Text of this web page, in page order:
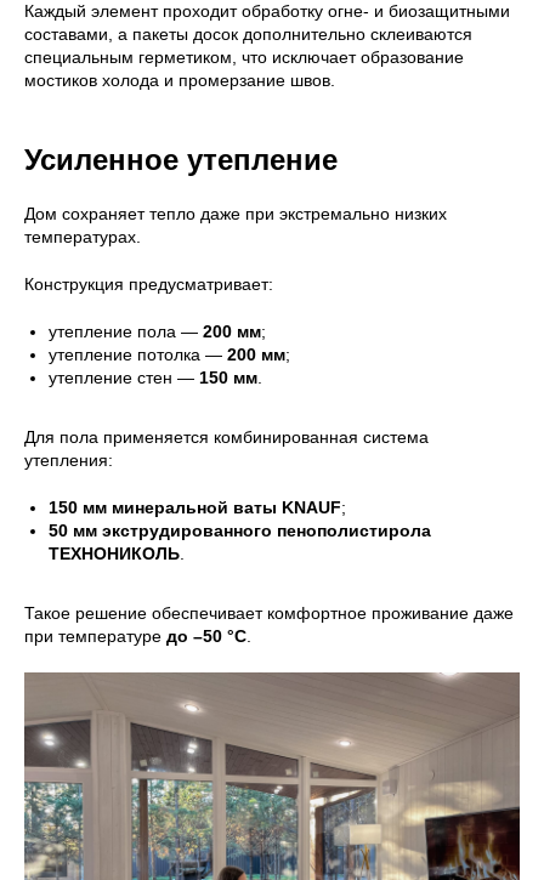
Каждый элемент проходит обработку огне- и биозащитными
составами, а пакеты досок дополнительно склеиваются
специальным герметиком, что исключает образование
мостиков холода и промерзание швов.
Усиленное утепление
Дом сохраняет тепло даже при экстремально низких
температурах.
Конструкция предусматривает:
утепление пола — 200 мм;
утепление потолка — 200 мм;
утепление стен — 150 мм
Для пола применяется комбинированная система
утепления:
150 мм минеральной ваты KNAUF;
50 мм экструдированного пенополистирола
ТЕХНОНИКОЛЬ
Такое решение обеспечивает комфортное проживание даже
при температуре до –50 °C